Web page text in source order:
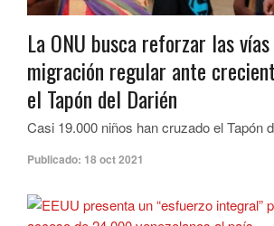
La ONU busca reforzar las
migración regular ante
el Tapón del Darién
Casi 19.000 niños han cruzado el Tapón
Publicado: 18 oct 2021